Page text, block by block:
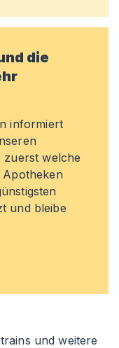
die
informiert
zuerst welche
Apotheken
und bleibe
und weitere